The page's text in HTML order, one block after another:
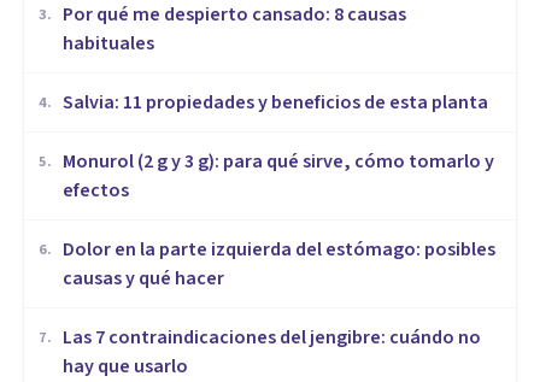
3.
Por qué me despierto cansado: 8 causas
habituales
4. Salvia: 11 propiedades y beneficios de esta planta
5.
Monurol (2 g y 3 g): para qué sirve, cómo tomarlo y
efectos
6.
Dolor en la parte izquierda del estómago: posibles
causas y qué hacer
7.
Las 7 contraindicaciones del jengibre: cuándo no
hay que usarlo